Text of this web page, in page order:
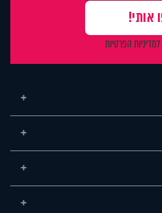
למדיניות הפרטיות